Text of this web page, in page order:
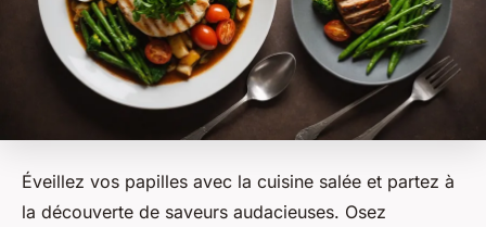
Éveillez vos papilles avec la cuisine salée et partez à
la découverte de saveurs audacieuses. Osez